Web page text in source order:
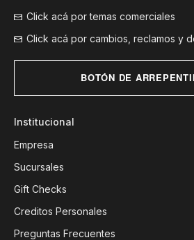
Institucional
Empresa
Sucursales
Gift Checks
Creditos Personales
Preguntas Frecuentes
Click acá por temas comerciales
Click acá por cambios, reclamos y
BOTÓN DE